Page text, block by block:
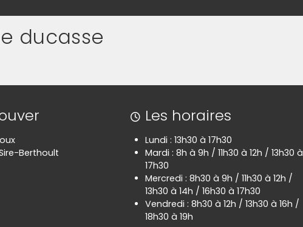
ducasse
Berthoult
Les horaires
Lundi : 13h30 à 17h30
Mardi : 8h à 9h / 11h30 à 12h / 13h30 à
17h30
Mercredi : 8h30 à 9h / 11h30 à 12h /
13h30 à 14h / 16h30 à 17h30
Vendredi : 8h30 à 12h / 13h30 à 16h /
18h30 à 19h